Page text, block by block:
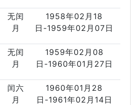
无闰
月
1958年02月18
日-1959年02月07日
无闰
月
1959年02月08
日-1960年01月27日
闰六
月
1960年01月28
日-1961年02月14日